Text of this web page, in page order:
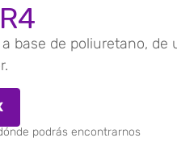
base de poliuretano, de
podrás encontrarnos